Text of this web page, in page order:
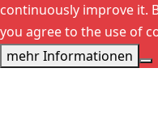
continuously improve it.
you agree to the use of
mehr Informationen